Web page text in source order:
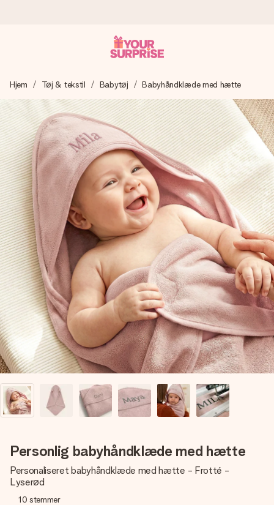
Vi laver din gave med omhu og sender den lynhurtigt – så
du kan give den på det helt rette tidspunkt, når den
betyder allermest.
4,7 (baseret på +15.000 anmeldelser)
Vores gaver inspirerer. Kunderne giver os 4,7 på Google
Reviews.
Gratis kort med hilsen
Lav noget særligt i blot få trin – med hendes navn, et
billede af dig eller en besked, der går lige i hendes hjerte.
Intet besvær men udelukkende en masse kærlighed i
øjeblikket.
Hjem Tøj & tekstil Babytøj Babyhåndklæde med hætte
Personlig babyhåndklæde med hætte
Personaliseret babyhåndklæde med hætte - Frotté -
Lyserød
10 stemmer